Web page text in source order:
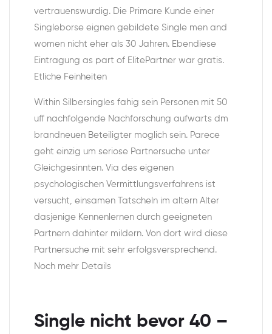
vertrauenswurdig. Die Primare Kunde einer
Singleborse eignen gebildete Single men and
women nicht eher als 30 Jahren. Ebendiese
Eintragung as part of ElitePartner war gratis.
Etliche Feinheiten
Within Silbersingles fahig sein Personen mit 50
uff nachfolgende Nachforschung aufwarts dm
brandneuen Beteiligter moglich sein. Parece
geht einzig um seriose Partnersuche unter
Gleichgesinnten. Via des eigenen
psychologischen Vermittlungsverfahrens ist
versucht, einsamen Tatscheln im altern Alter
dasjenige Kennenlernen durch geeigneten
Partnern dahinter mildern. Von dort wird diese
Partnersuche mit sehr erfolgsversprechend.
Noch mehr Details
Single nicht bevor 40 –